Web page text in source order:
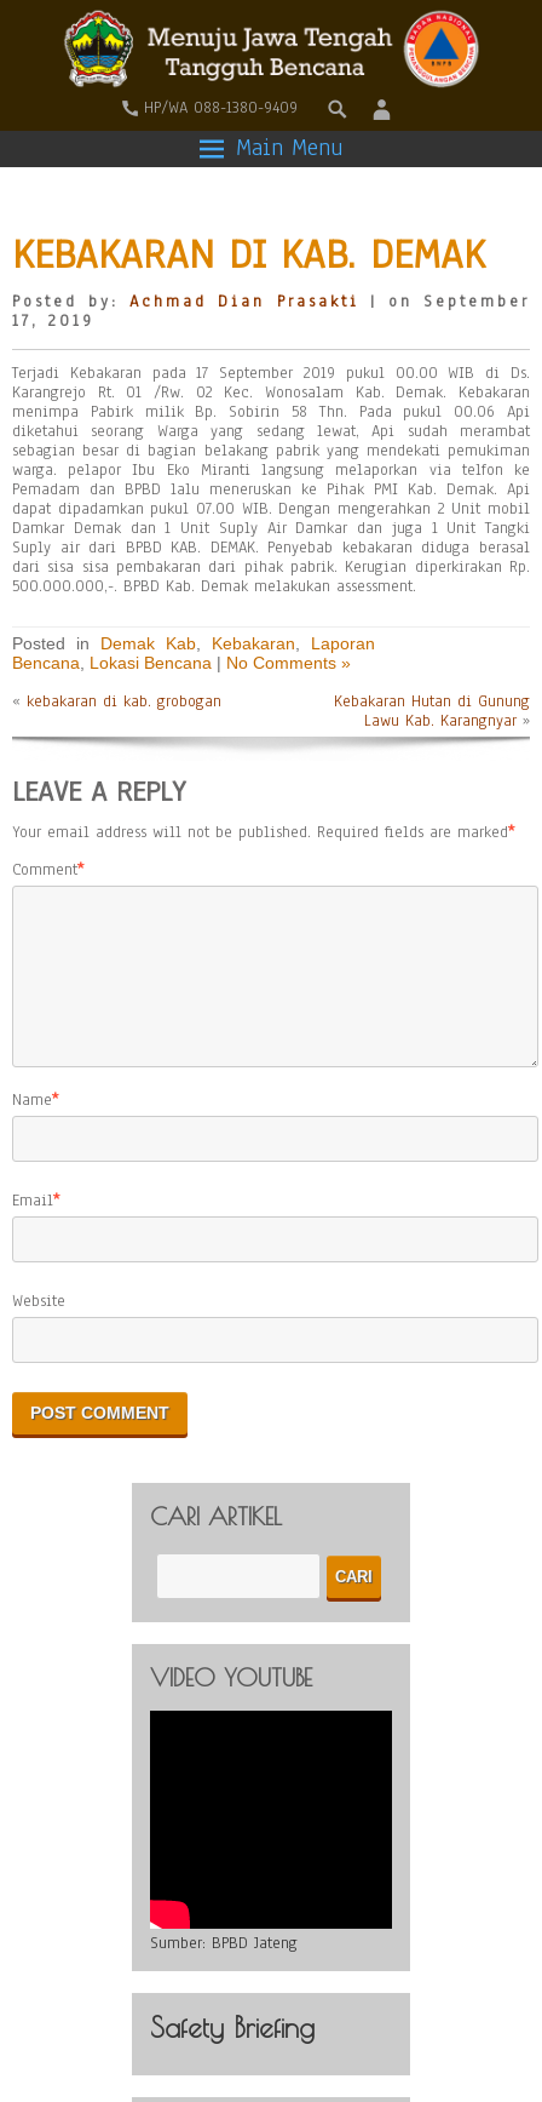
HP/WA 088-1380-9409
Main Menu
KEBAKARAN DI KAB. DEMAK
Posted by:Achmad Dian Prasakti
| on September
17, 2019
Terjadi Kebakaran pada 17 September 2019 pukul 00.00 WIB di Ds.
Karangrejo Rt. 01 /Rw. 02 Kec. Wonosalam Kab. Demak. Kebakaran
menimpa Pabirk milik Bp. Sobirin 58 Thn. Pada pukul 00.06 Api
diketahui seorang Warga yang sedang lewat, Api sudah merambat
sebagian besar di bagian belakang pabrik yang mendekati pemukiman
warga. pelapor Ibu Eko Miranti langsung melaporkan via telfon ke
Pemadam dan BPBD lalu meneruskan ke Pihak PMI Kab. Demak. Api
dapat dipadamkan pukul 07.00 WIB. Dengan mengerahkan 2 Unit mobil
Damkar Demak dan 1 Unit Suply Air Damkar dan juga 1 Unit Tangki
Suply air dari BPBD KAB. DEMAK. Penyebab kebakaran diduga berasal
dari sisa sisa pembakaran dari pihak pabrik. Kerugian diperkirakan Rp.
500.000.000,-. BPBD Kab. Demak melakukan assessment.
Posted in Demak Kab, Kebakaran
Laporan
Bencana
Lokasi Bencana | No Comments »
« kebakaran di kab. grobogan
Kebakaran Hutan di Gunung
Lawu Kab. Karangnyar »
LEAVE A REPLY
Your email address will not be published. Required fields are marked*
Comment*
Name*
Email*
Website
CARI ARTIKEL
VIDEO YOUTUBE
Sumber: BPBD Jateng
Safety Briefing